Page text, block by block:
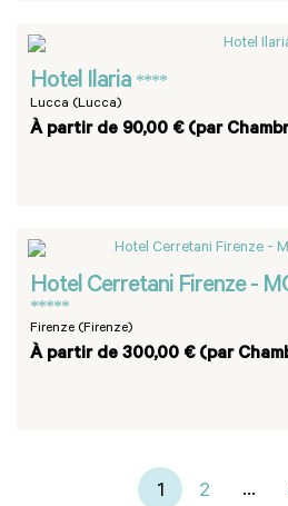
Hotel Ilaria ****
Lucca (Lucca)
À partir de 90,00 € (par
Hotel Cerretani Firenze -
*****
Firenze (Firenze)
À partir de 300,00 € (par
1 2 ...